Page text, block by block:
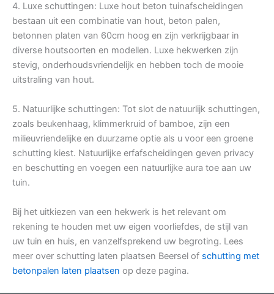
4. Luxe schuttingen: Luxe hout beton tuinafscheidingen
bestaan uit een combinatie van hout, beton palen,
betonnen platen van 60cm hoog en zijn verkrijgbaar in
diverse houtsoorten en modellen. Luxe hekwerken zijn
stevig, onderhoudsvriendelijk en hebben toch de mooie
uitstraling van hout.
5. Natuurlijke schuttingen: Tot slot de natuurlijk schuttingen,
zoals beukenhaag, klimmerkruid of bamboe, zijn een
milieuvriendelijke en duurzame optie als u voor een groene
schutting kiest. Natuurlijke erfafscheidingen geven privacy
en beschutting en voegen een natuurlijke aura toe aan uw
tuin.
Bij het uitkiezen van een hekwerk is het relevant om
rekening te houden met uw eigen voorliefdes, de stijl van
uw tuin en huis, en vanzelfsprekend uw begroting. Lees
meer over schutting laten plaatsen Beersel of schutting met
betonpalen laten plaatsen op deze pagina.